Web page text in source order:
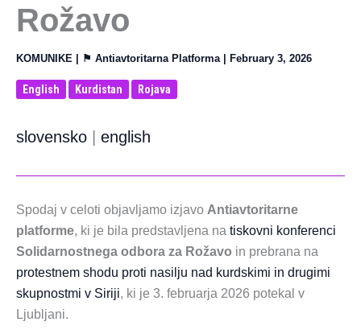
Rožavo
KOMUNIKE | ⚑ Antiavtoritarna Platforma | February 3, 2026
English Kurdistan Rojava
slovensko | english
Spodaj v celoti objavljamo izjavo Antiavtoritarne
platforme, ki je bila predstavljena na tiskovni konferenci
Solidarnostnega odbora za Rožavo in prebrana na
protestnem shodu proti nasilju nad kurdskimi in drugimi
skupnostmi v Siriji, ki je 3. februarja 2026 potekal v
Ljubljani.